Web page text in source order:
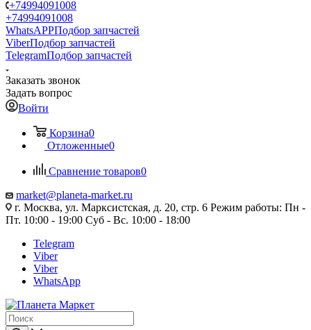
+74994091008
+74994091008
WhatsAPPПодбор запчастей
ViberПодбор запчастей
TelegramПодбор запчастей
Заказать звонок
Задать вопрос
Войти
Корзина0
Отложенные0
Сравнение товаров0
market@planeta-market.ru
г. Москва, ул. Марксистская, д. 20, стр. 6 Режим работы: Пн -
Пт. 10:00 - 19:00 Суб - Вс. 10:00 - 18:00
Telegram
Viber
Viber
WhatsApp